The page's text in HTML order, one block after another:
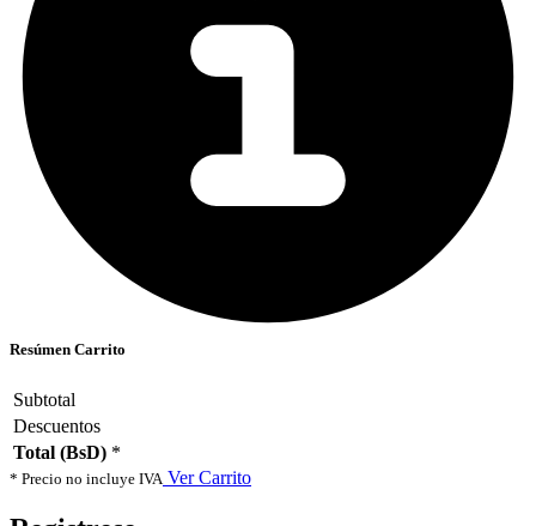
Resúmen Carrito
Subtotal
Descuentos
Total (BsD) *
* Precio no incluye IVA Ver Carrito